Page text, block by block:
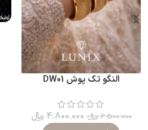
النگو تک پوش DW01
6.500.000﷼ 4.800.000 ﷼